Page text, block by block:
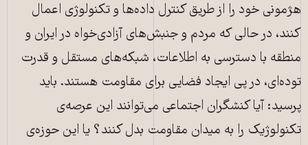
هژمونی خود را از طریق کنترل داده‌ها و تکنولوژی اعمال
کنند، در حالی که مردم و جنبش‌های آزادی‌خواه در ایران و
منطقه با دسترسی به اطلاعات، شبکه‌های مستقل و قدرت
توده‌ای، در پی ایجاد فضایی برای مقاومت هستند. باید
پرسید: آیا کنشگران اجتماعی می‌توانند این عرصه‌ی
تکنولوژیک را به میدان مقاومت بدل کنند؟ یا این حوزه‌ی